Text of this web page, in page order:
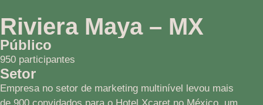
Riviera Maya – MX
Público
950 participantes
Setor
Empresa no setor de marketing multinível levou mais